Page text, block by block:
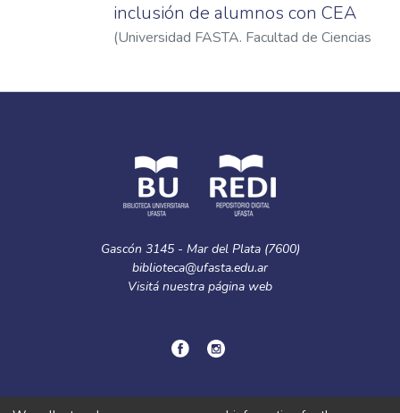
inclusión de alumnos con CEA
(Universidad FASTA. Facultad de Ciencias
Gascón 3145 - Mar del Plata (7600)
biblioteca@ufasta.edu.ar
Visitá nuestra página web
© Copyright Política de privacidad.